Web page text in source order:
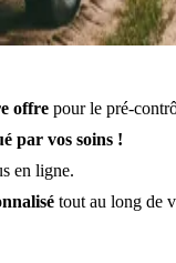
offre pour le pré-
par vos soins !
en ligne.
tout au long de